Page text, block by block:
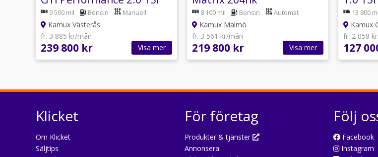
Drag Backkamera 245hk
9 500 mil Bensin Manuell
Kamux Västerås
fr. 3 885 kr/mån
239 800 kr Visa mer
8 100 mil Bensin Automat
Kamux Malmö
fr. 3 561 kr/mån
219 800 kr Visa mer
13 800
Kamux
fr. 2 058
127
Klicket
Om Klicket
Säljtips
För företag
Produkter & tjänster
Annonsera
Följ
Facebook
Instagram